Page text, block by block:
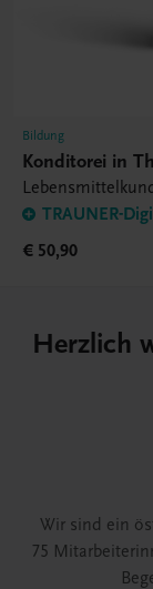
Bildung
Konditorei in
TRAUNER-
€ 50,90
Herzlich
Wir sind ein
75